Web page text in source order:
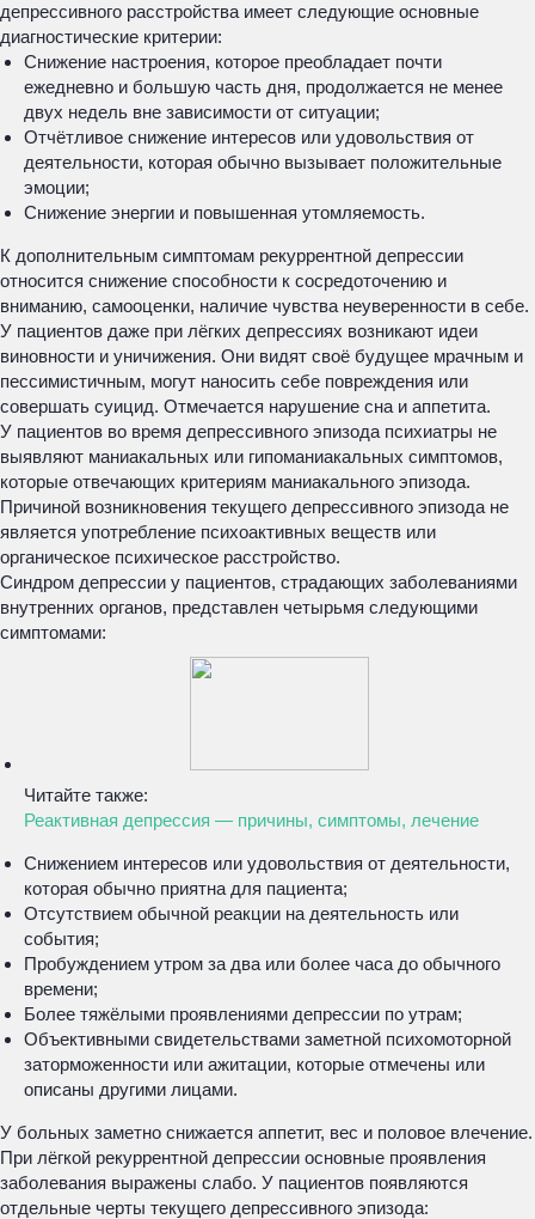
депрессивного расстройства имеет следующие основные
диагностические критерии:
Снижение настроения, которое преобладает почти
ежедневно и большую часть дня, продолжается не менее
двух недель вне зависимости от ситуации;
Отчётливое снижение интересов или удовольствия от
деятельности, которая обычно вызывает положительные
эмоции;
Снижение энергии и повышенная утомляемость.
К дополнительным симптомам рекуррентной депрессии
относится снижение способности к сосредоточению и
вниманию, самооценки, наличие чувства неуверенности в себе.
У пациентов даже при лёгких депрессиях возникают идеи
виновности и уничижения. Они видят своё будущее мрачным и
пессимистичным, могут наносить себе повреждения или
совершать суицид. Отмечается нарушение сна и аппетита.
У пациентов во время депрессивного эпизода психиатры не
выявляют маниакальных или гипоманиакальных симптомов,
которые отвечающих критериям маниакального эпизода.
Причиной возникновения текущего депрессивного эпизода не
является употребление психоактивных веществ или
органическое психическое расстройство.
Синдром депрессии у пациентов, страдающих заболеваниями
внутренних органов, представлен четырьмя следующими
симптомами:
Читайте также:
Реактивная депрессия — причины, симптомы, лечение
Снижением интересов или удовольствия от деятельности,
которая обычно приятна для пациента;
Отсутствием обычной реакции на деятельность или
события;
Пробуждением утром за два или более часа до обычного
времени;
Более тяжёлыми проявлениями депрессии по утрам;
Объективными свидетельствами заметной психомоторной
заторможенности или ажитации, которые отмечены или
описаны другими лицами.
У больных заметно снижается аппетит, вес и половое влечение.
При лёгкой рекуррентной депрессии основные проявления
заболевания выражены слабо. У пациентов появляются
отдельные черты текущего депрессивного эпизода: